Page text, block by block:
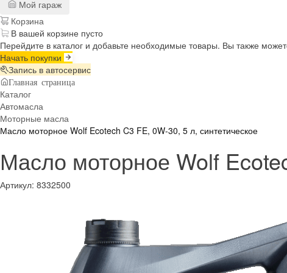
Мой гараж
Корзина
В вашей корзине пусто
Перейдите в каталог и добавьте необходимые товары. Вы также
Начать покупки
Запись в автосервис
Главная страница
Каталог
Автомасла
Моторные масла
Масло моторное Wolf Ecotech C3 FE, 0W-30, 5 л, синтетическое
Масло моторное Wolf
Артикул: 8332500